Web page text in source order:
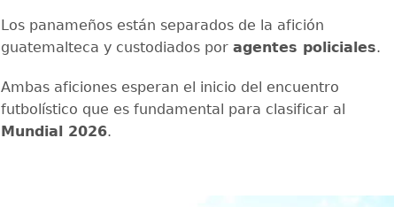
Los panameños están separados de la afición
guatemalteca y custodiados por agentes policiales.
Ambas aficiones esperan el inicio del encuentro
futbolístico que es fundamental para clasificar al
Mundial 2026.